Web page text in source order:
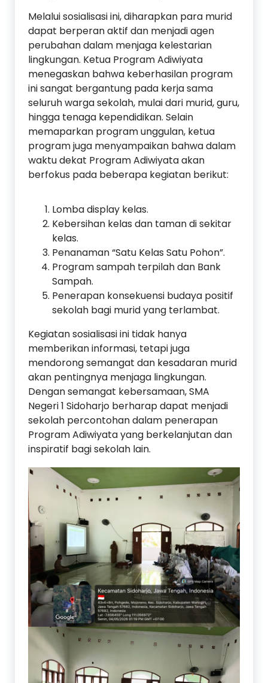
Melalui sosialisasi ini, diharapkan para murid
dapat berperan aktif dan menjadi agen
perubahan dalam menjaga kelestarian
lingkungan. Ketua Program Adiwiyata
menegaskan bahwa keberhasilan program
ini sangat bergantung pada kerja sama
seluruh warga sekolah, mulai dari murid, guru,
hingga tenaga kependidikan. Selain
memaparkan program unggulan, ketua
program juga menyampaikan bahwa dalam
waktu dekat Program Adiwiyata akan
berfokus pada beberapa kegiatan berikut:
Lomba display kelas.
Kebersihan kelas dan taman di sekitar
kelas.
Penanaman “Satu Kelas Satu Pohon”.
Program sampah terpilah dan Bank
Sampah.
Penerapan konsekuensi budaya positif
sekolah bagi murid yang terlambat.
Kegiatan sosialisasi ini tidak hanya
memberikan informasi, tetapi juga
mendorong semangat dan kesadaran murid
akan pentingnya menjaga lingkungan.
Dengan semangat kebersamaan, SMA
Negeri 1 Sidoharjo berharap dapat menjadi
sekolah percontohan dalam penerapan
Program Adiwiyata yang berkelanjutan dan
inspiratif bagi sekolah lain.